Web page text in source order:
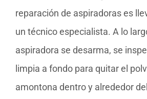
reparación de aspiradoras es
un técnico especialista. A lo
aspiradora se desarma, se
limpia a fondo para quitar el
amontona dentro y alrededor